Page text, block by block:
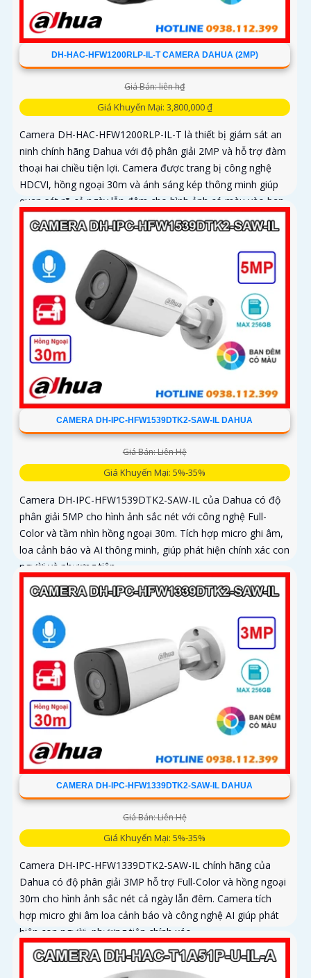
DH-HAC-HFW1200RLP-IL-T CAMERA DAHUA (2MP)
Giá Bán: liên h₫
Giá Khuyến Mại: 3,800,000 ₫
Camera DH-HAC-HFW1200RLP-IL-T là thiết bị giám sát an
ninh chính hãng Dahua với độ phân giải 2MP và hỗ trợ đàm
thoại hai chiều tiện lợi. Camera được trang bị công nghệ
HDCVI, hồng ngoại 30m và ánh sáng kép thông minh giúp
quan sát rõ cả ngày lẫn đêm cho hình ảnh có màu vào ban
đêm
CAMERA DH-IPC-HFW1539DTK2-SAW-IL DAHUA
Giá Bán: Liên Hệ
Giá Khuyến Mại: 5%-35%
Camera DH-IPC-HFW1539DTK2-SAW-IL của Dahua có độ
phân giải 5MP cho hình ảnh sắc nét với công nghệ Full-
Color và tầm nhìn hồng ngoại 30m. Tích hợp micro ghi âm,
loa cảnh báo và AI thông minh, giúp phát hiện chính xác con
người và phương tiện
CAMERA DH-IPC-HFW1339DTK2-SAW-IL DAHUA
Giá Bán: Liên Hệ
Giá Khuyến Mại: 5%-35%
Camera DH-IPC-HFW1339DTK2-SAW-IL chính hãng của
Dahua có độ phân giải 3MP hỗ trợ Full-Color và hồng ngoại
30m cho hình ảnh sắc nét cả ngày lẫn đêm. Camera tích
hợp micro ghi âm loa cảnh báo và công nghệ AI giúp phát
hiện con người, phương tiện chính xác